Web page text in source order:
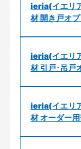
ieria(イエリ
材 開き戸オ
ieria(イエリ
材 引戸･吊戸
ieria(イエリ
材 オーダー